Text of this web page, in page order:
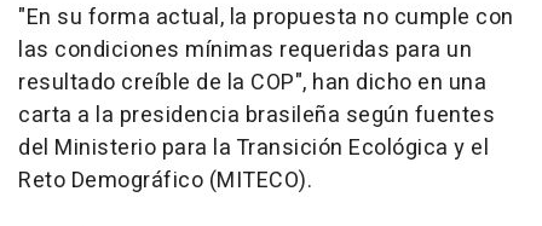
"En su forma actual, la propuesta no cumple con
las condiciones mínimas requeridas para un
resultado creíble de la COP", han dicho en una
carta a la presidencia brasileña según fuentes
del Ministerio para la Transición Ecológica y el
Reto Demográfico (MITECO).